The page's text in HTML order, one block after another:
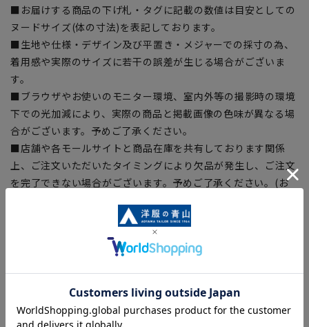
■お届けする商品の下げ札・タグに記載の数値は目安としての
ヌードサイズ(体の寸法)を表記しております。
■生地や仕様・デザイン及び平置き・メジャーでの採寸の為、
着用感や実際のサイズに若干の誤差が生じる場合がございま
す。
■ブラウザやお使いのモニター環境、室内外等の撮影時の環境
下での光加減により、実際の商品と掲載画像の色味が異なる場
合がございます。予めご了承ください。
■店舗や各モールサイトと商品在庫を共有しております関係
上、ご注文いただいたタイミングにより欠品が発生し、ご注文
を完了できない場合がございます。予めご了承ください。(お
てはお急ぎ発送サービスを選択できない場合がございます。)